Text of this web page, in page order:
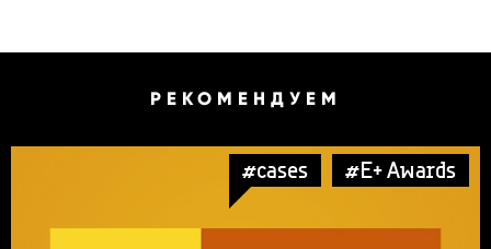
РЕКОМЕНДУЕМ
#cases #E+ Awards